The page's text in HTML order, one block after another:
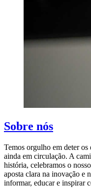
Sobre nós
Temos orgulho em deter
ainda em circulação. A
história, celebramos o
aposta clara na inovação e
informar, educar e inspirar